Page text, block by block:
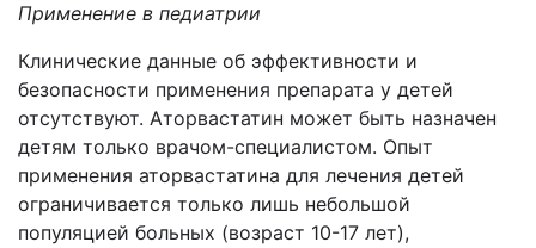
Применение в педиатрии
Клинические данные об эффективности и
безопасности применения препарата у детей
отсутствуют. Аторвастатин может быть назначен
детям только врачом-специалистом. Опыт
применения аторвастатина для лечения детей
ограничивается только лишь небольшой
популяцией больных (возраст 10-17 лет),